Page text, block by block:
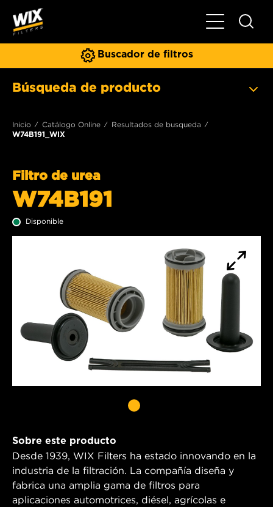
Toggle
Buscador de filtros
Búsqueda de producto
Inicio Catálogo Online
Resultados de busqueda
W74B191_WIX
Filtro de urea
W74B191
Disponible
Sobre este producto
Desde 1939, WIX Filters ha estado innovando en la
industria de la filtración. La compañía diseña y
fabrica una amplia gama de filtros para
aplicaciones automotrices, diésel, agrícolas e